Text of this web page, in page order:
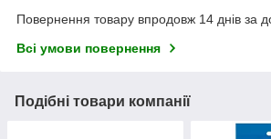
Повернення товару впродовж 14 днів за
Всі умови повернення
Подібні товари компанії